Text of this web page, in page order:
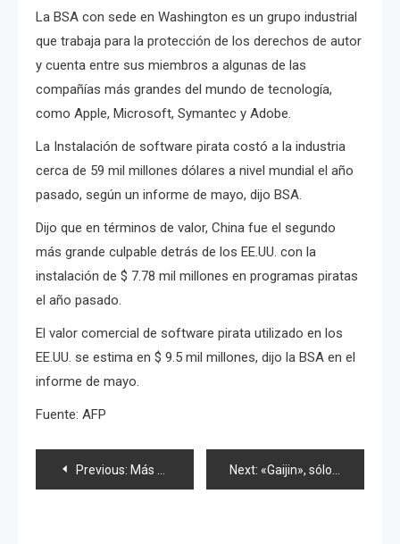
La BSA con sede en Washington es un grupo industrial
que trabaja para la protección de los derechos de autor
y cuenta entre sus miembros a algunas de las
compañías más grandes del mundo de tecnología,
como Apple, Microsoft, Symantec y Adobe.
La Instalación de software pirata costó a la industria
cerca de 59 mil millones dólares a nivel mundial el año
pasado, según un informe de mayo, dijo BSA.
Dijo que en términos de valor, China fue el segundo
más grande culpable detrás de los EE.UU. con la
instalación de $ 7.78 mil millones en programas piratas
el año pasado.
El valor comercial de software pirata utilizado en los
EE.UU. se estima en $ 9.5 mil millones, dijo la BSA en el
informe de mayo.
Fuente: AFP
Navegación
Previous: Más de 100,000 residentes de Fukushima todavía no pueden regresar a sus hogares Next: «Gaijin», sólo una palabra o un epíteto racial